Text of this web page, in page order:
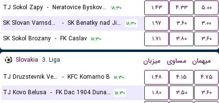
TJ Sokol Zapy - Neratovice Byskovice ۱۸:۳۰ ۱.۴۳ ۴.۳۳
۵.۰۰
SK Slovan Varnsdorf
- SK Benatky nad Jizerou ۱۸:۳۰ ۱.۹۷ ۳.۶۰
۳.۰۰
SK Sokol Brozany - FK Caslav ۱۸:۳۰ ۱.۷۱ ۳.۸۰ ۳.۶۰
Slovakia 3. Liga میزبان مساوی میهمان
TJ Druzstevnik Velke Ludince - KFC Komarno B ۱۸:۳۰ ۱.۴۸ ۴.۱۵
۴.۷۵
TJ Kovo Belusa - FK Dac 1904 Dunajska Streda B ۱۸:۳۰ ۱.۸۰ ۳.۵۰
۳.۶۰